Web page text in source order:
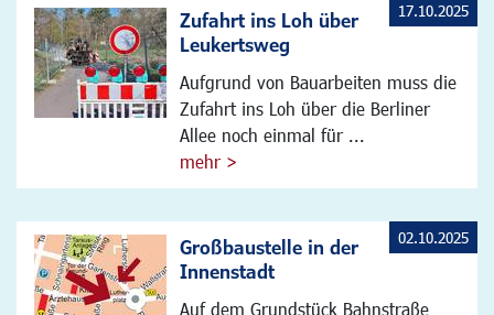
Zufahrt ins Loh über
Leukertsweg
Aufgrund von Bauarbeiten muss die
Zufahrt ins Loh über die Berliner
Allee noch einmal für ...
mehr >
17.10.2025
Großbaustelle in der
Innenstadt
Auf dem Grundstück Bahnstraße
02.10.2025